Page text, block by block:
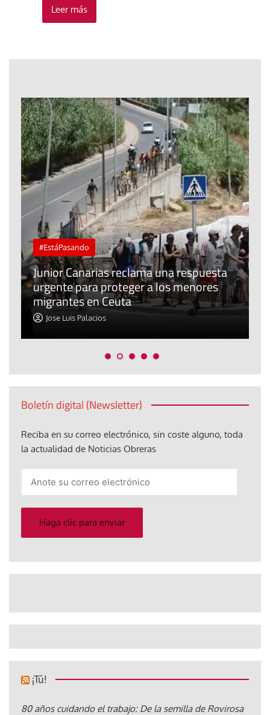
Leer más
#EstáPasando
Junior Canarias reclama una respuesta
urgente para proteger a los menores
migrantes en Ceuta
Jose Luis Palacios
Boletín digital (Newsletter)
Reciba en su correo electrónico, sin coste alguno, toda
la actualidad de Noticias Obreras
electrónico
Haga clic para enviar
¡Tú!
80 años cuidando el trabajo: De la semilla de Rovirosa